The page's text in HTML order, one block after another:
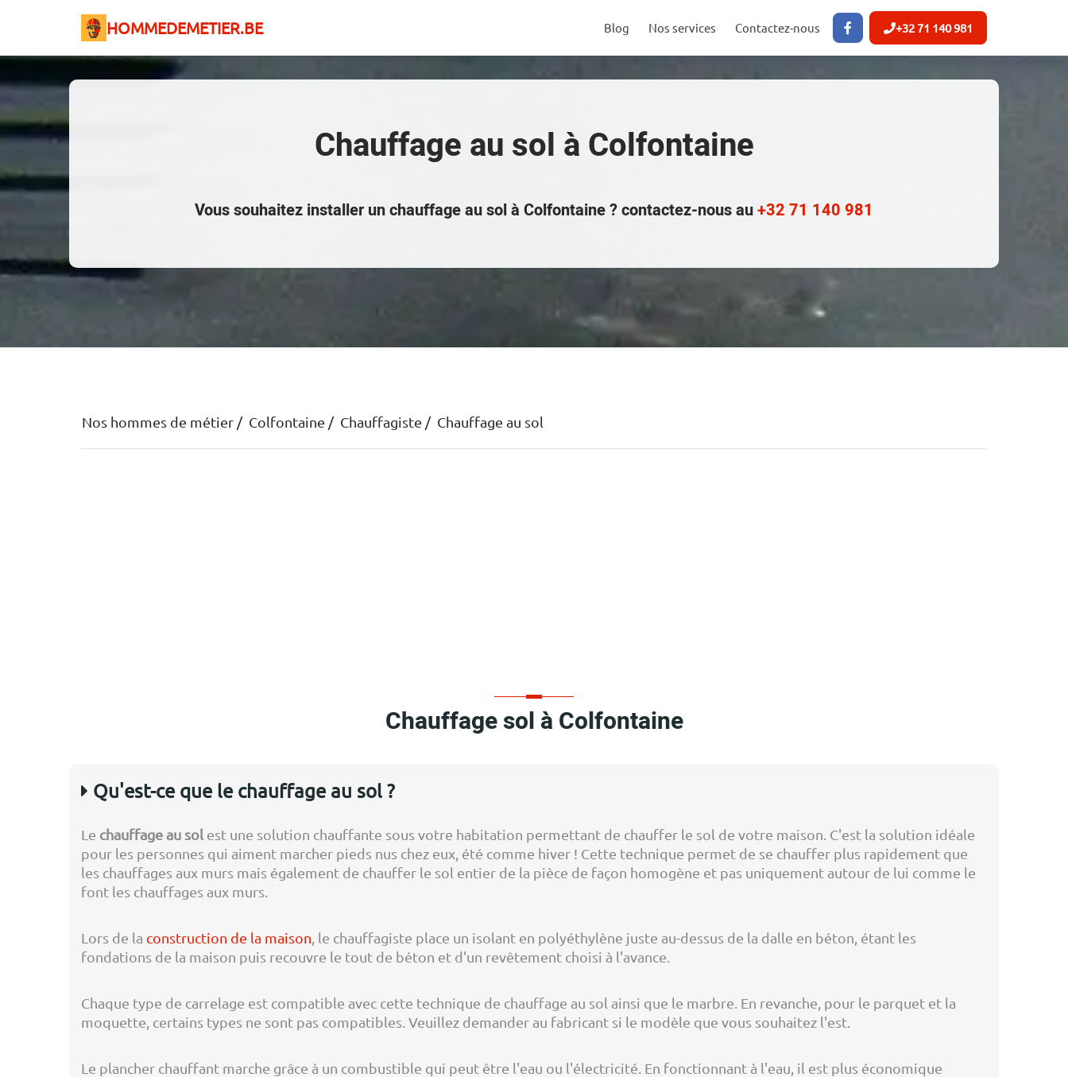
HOMMEDEMETIER.BE Blog Nos services Contactez-nous +32 71 140 981
Chauffage au sol à Colfontaine
Vous souhaitez installer un chauffage au sol à Colfontaine ? contactez-nous au+32 71 140 981
Nos hommes de métier Colfontaine Chauffagiste Chauffage au sol
Chauffage sol à Colfontaine
Qu'est-ce que le chauffage au sol ?
Le chauffage au sol est une solution chauffante sous votre habitation permettant de chauffer le sol de votre maison. C'est la solution idéale
pour les personnes qui aiment marcher pieds nus chez eux, été comme hiver ! Cette technique permet de se chauffer plus rapidement que
les chauffages aux murs mais également de chauffer le sol entier de la pièce de façon homogène et pas uniquement autour de lui comme le
font les chauffages aux murs.
Lors de la construction de la maison , le chauffagiste place un isolant en polyéthylène juste au-dessus de la dalle en béton, étant les
fondations de la maison puis recouvre le tout de béton et d'un revêtement choisi à l'avance.
Chaque type de carrelage est compatible avec cette technique de chauffage au sol ainsi que le marbre. En revanche, pour le parquet et la
moquette, certains types ne sont pas compatibles. Veuillez demander au fabricant si le modèle que vous souhaitez l'est.
Le plancher chauffant marche grâce à un combustible qui peut être l'eau ou l'électricité. En fonctionnant à l'eau, il est plus économique